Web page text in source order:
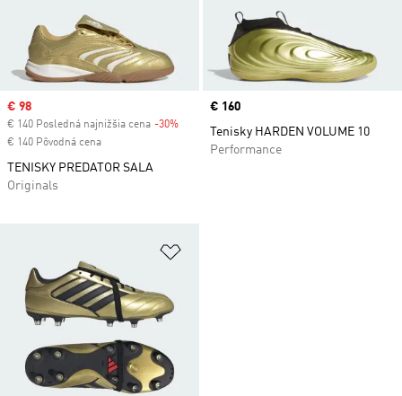
Sale price
€ 98
€ 140 Posledná najnižšia cena -30% Discount
€ 140 Pôvodná cena
TENISKY PREDATOR SALA
Originals
Price
€ 160
Tenisky HARDEN VOLUME 10
Performance